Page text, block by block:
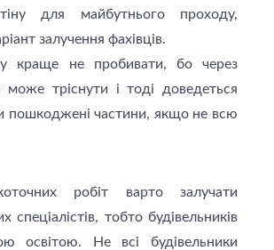
для майбутнього проходу,
залучення фахівців.
краще не пробивати, бо через
може тріснути і тоді доведеться
пошкоджені частини, якщо не всю
робіт варто залучати
спеціалістів, тобто будівельників
освітою. Не всі будівельники